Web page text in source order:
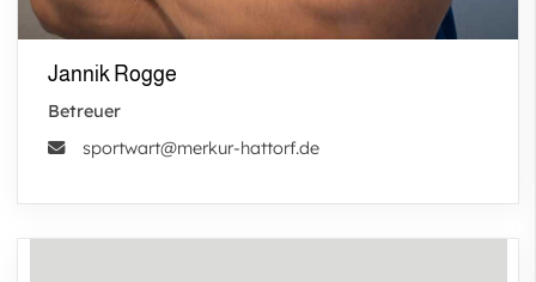
Jannik Rogge
Betreuer
sportwart@merkur-hattorf.de